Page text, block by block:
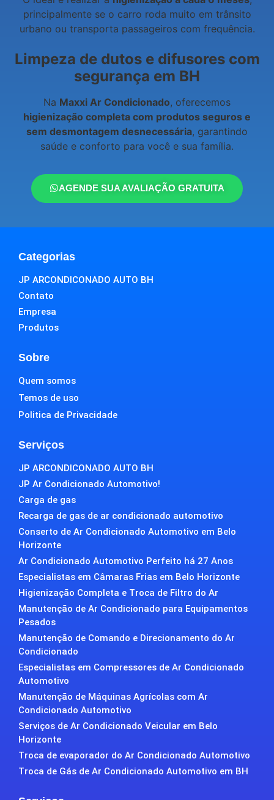
principalmente se o carro roda muito em trânsito
urbano ou transporta passageiros com frequência.
Limpeza de dutos e difusores com
segurança em BH
Na Maxxi Ar Condicionado, oferecemos
higienização completa com produtos seguros e
sem desmontagem desnecessária, garantindo
saúde e conforto para você e sua família.
AGENDE SUA AVALIAÇÃO GRATUITA
Categorias
JP ARCONDICONADO AUTO BH
Contato
Empresa
Produtos
Sobre
Quem somos
Temos de uso
Politica de Privacidade
Serviços
JP ARCONDICONADO AUTO BH
JP Ar Condicionado Automotivo!
Carga de gas
Recarga de gas de ar condicionado automotivo
Conserto de Ar Condicionado Automotivo em Belo
Horizonte
Ar Condicionado Automotivo Perfeito há 27 Anos
Especialistas em Câmaras Frias em Belo Horizonte
Higienização Completa e Troca de Filtro do Ar
Manutenção de Ar Condicionado para Equipamentos
Pesados
Manutenção de Comando e Direcionamento do Ar
Condicionado
Especialistas em Compressores de Ar Condicionado
Automotivo
Manutenção de Máquinas Agrícolas com Ar
Condicionado Automotivo
Serviços de Ar Condicionado Veicular em Belo
Horizonte
Troca de evaporador do Ar Condicionado Automotivo
Troca de Gás de Ar Condicionado Automotivo em BH